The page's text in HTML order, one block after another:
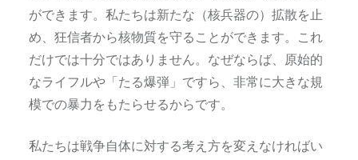
ができます。私たちは新たな（核兵器の）拡散を止
め、狂信者から核物質を守ることができます。これ
だけでは十分ではありません。なぜならば、原始的
なライフルや「たる爆弾」ですら、非常に大きな規
模での暴力をもたらせるからです。
私たちは戦争自体に対する考え方を変えなければい